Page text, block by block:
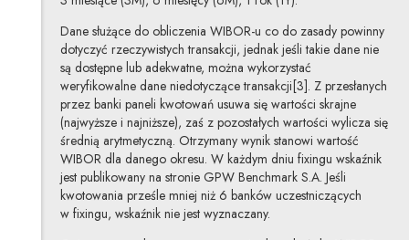
Dane służące do obliczenia WIBOR-u co do zasady powinny
dotyczyć rzeczywistych transakcji, jednak jeśli takie dane nie
są dostępne lub adekwatne, można wykorzystać
weryfikowalne dane niedotyczące transakcji[3]. Z przesłanych
przez banki paneli kwotowań usuwa się wartości skrajne
(najwyższe i najniższe), zaś z pozostałych wartości wylicza się
średnią arytmetyczną. Otrzymany wynik stanowi wartość
WIBOR dla danego okresu. W każdym dniu fixingu wskaźnik
jest publikowany na stronie GPW Benchmark S.A. Jeśli
kwotowania prześle mniej niż 6 banków uczestniczących
w fixingu, wskaźnik nie jest wyznaczany.